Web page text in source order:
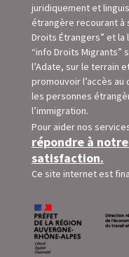
juridiquement et
étrangère recourant à
Droits Étrangers” et
“info Droits Migrants”
l’Adate, sur le terrain
promouvoir l’accès
les personnes
l’immigration.
Pour aider nos
répondre à
satisfaction.
Ce site internet est